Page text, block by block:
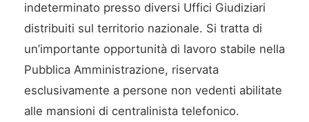
indeterminato presso diversi Uffici Giudiziari
distribuiti sul territorio nazionale. Si tratta di
un’importante opportunità di lavoro stabile nella
Pubblica Amministrazione, riservata
esclusivamente a persone non vedenti abilitate
alle mansioni di centralinista telefonico.